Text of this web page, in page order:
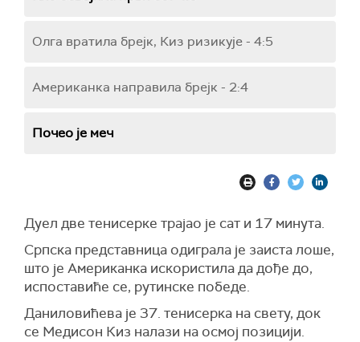
Олга вратила брејк, Киз ризикује - 4:5
Американка направила брејк - 2:4
Почео је меч
Дуел две тенисерке трајао је сат и 17 минута.
Српска представница одиграла је заиста лоше,
што је Американка искористила да дође до,
испоставиће се, рутинске победе.
Даниловићева је 37. тенисерка на свету, док
се Медисон Киз налази на осмој позицији.